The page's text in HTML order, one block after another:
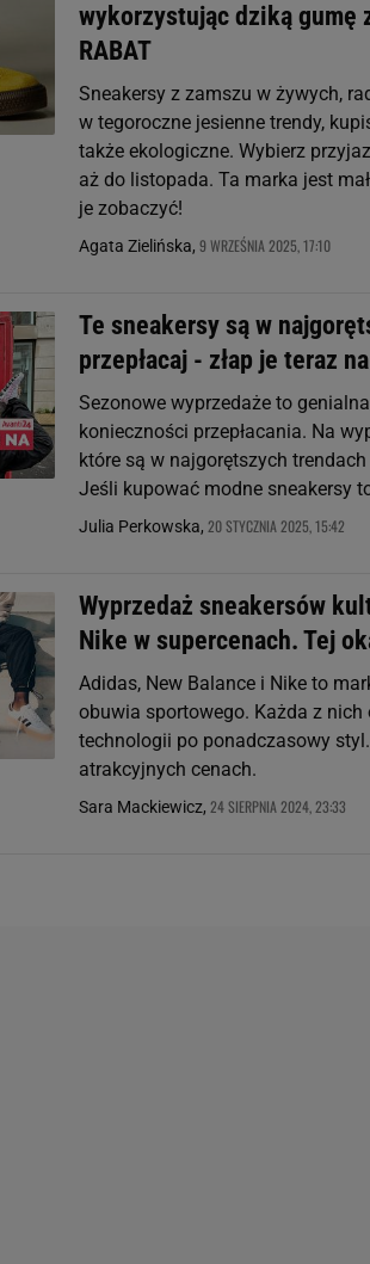
wykorzystując dziką gumę
RABAT
Sneakersy z zamszu w żywych,
w tegoroczne jesienne trendy,
także ekologiczne. Wybierz
aż do listopada. Ta marka jest
je zobaczyć!
Agata Zielińska, 9 WRZEŚNIA 2025, 17:10
Te sneakersy są w
przepłacaj - złap je teraz
Sezonowe wyprzedaże to
konieczności przepłacania. Na
które są w najgorętszych
Jeśli kupować modne sneakersy
Julia Perkowska, 20 STYCZNIA 2025, 15:42
Wyprzedaż sneakersów
Nike w supercenach. Tej
Adidas, New Balance i Nike to
obuwia sportowego. Każda z
technologii po ponadczasowy
atrakcyjnych cenach.
Sara Mackiewicz, 24 SIERPNIA 2024, 23:33